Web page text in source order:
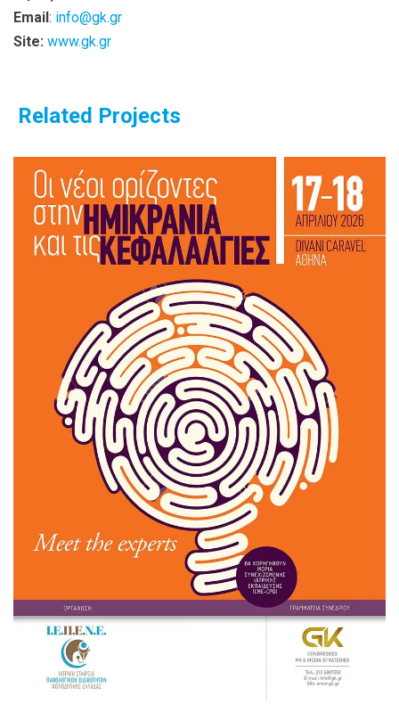
Email: info@gk.gr
Site: www.gk.gr
Related Projects